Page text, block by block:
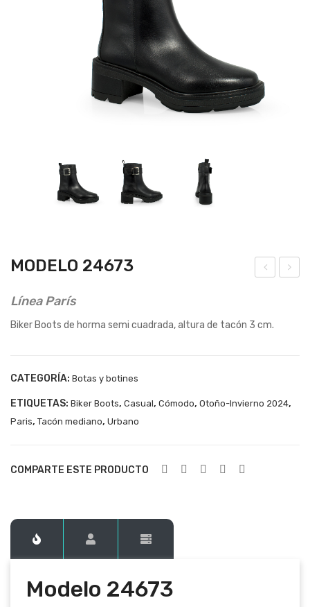
246
MODELO 24673
Línea París
Biker Boots de horma semi cuadrada, altura de tacón 3 cm.
CATEGORÍA: Botas y botines
ETIQUETAS: Biker Boots, Casual, Cómodo, Otoño-Invierno 2024,
Paris, Tacón mediano, Urbano
COMPARTE ESTE PRODUCTO
Modelo 24673